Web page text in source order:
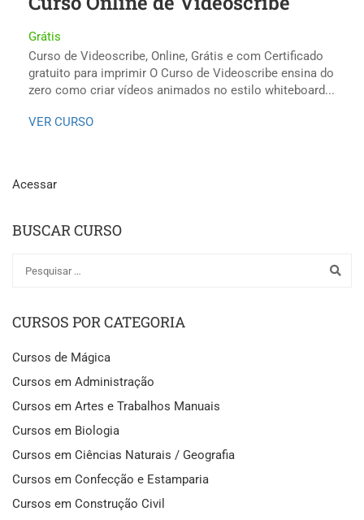
Grátis
Curso de Videoscribe, Online, Grátis e com Certificado
gratuito para imprimir O Curso de Videoscribe ensina do
zero como criar vídeos animados no estilo whiteboard...
VER CURSO
Acessar
BUSCAR CURSO
CURSOS POR CATEGORIA
Cursos de Mágica
Cursos em Administração
Cursos em Artes e Trabalhos Manuais
Cursos em Biologia
Cursos em Ciências Naturais / Geografia
Cursos em Confecção e Estamparia
Cursos em Construção Civil